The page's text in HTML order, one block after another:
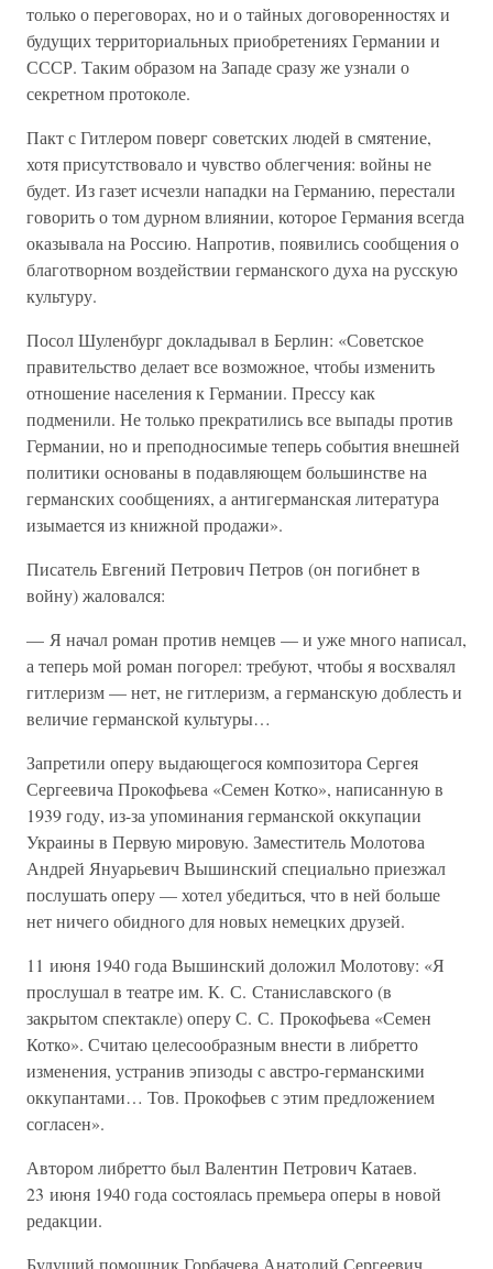
только о переговорах, но и о тайных договоренностях и
будущих территориальных приобретениях Германии и
СССР. Таким образом на Западе сразу же узнали о
секретном протоколе.
Пакт с Гитлером поверг советских людей в смятение,
хотя присутствовало и чувство облегчения: войны не
будет. Из газет исчезли нападки на Германию, перестали
говорить о том дурном влиянии, которое Германия всегда
оказывала на Россию. Напротив, появились сообщения о
благотворном воздействии германского духа на русскую
культуру.
Посол Шуленбург докладывал в Берлин: «Советское
правительство делает все возможное, чтобы изменить
отношение населения к Германии. Прессу как
подменили. Не только прекратились все выпады против
Германии, но и преподносимые теперь события внешней
политики основаны в подавляющем большинстве на
германских сообщениях, а антигерманская литература
изымается из книжной продажи».
Писатель Евгений Петрович Петров (он погибнет в
войну) жаловался:
— Я начал роман против немцев — и уже много написал,
а теперь мой роман погорел: требуют, чтобы я восхвалял
гитлеризм — нет, не гитлеризм, а германскую доблесть и
величие германской культуры…
Запретили оперу выдающегося композитора Сергея
Сергеевича Прокофьева «Семен Котко», написанную в
1939 году, из-за упоминания германской оккупации
Украины в Первую мировую. Заместитель Молотова
Андрей Януарьевич Вышинский специально приезжал
послушать оперу — хотел убедиться, что в ней больше
нет ничего обидного для новых немецких друзей.
11 июня 1940 года Вышинский доложил Молотову: «Я
прослушал в театре им. К. С. Станиславского (в
закрытом спектакле) оперу С. С. Прокофьева «Семен
Котко». Считаю целесообразным внести в либретто
изменения, устранив эпизоды с австро-германскими
оккупантами… Тов. Прокофьев с этим предложением
согласен».
Автором либретто был Валентин Петрович Катаев.
23 июня 1940 года состоялась премьера оперы в новой
редакции.
Будущий помощник Горбачева Анатолий Сергеевич